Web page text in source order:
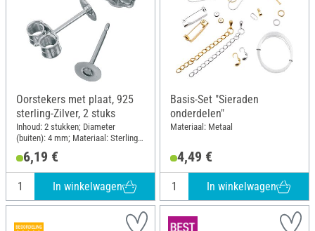
Oorstekers met plaat, 925
sterling-Zilver, 2 stuks
Inhoud: 2 stukken; Diameter
(buiten): 4 mm; Materiaal: Sterling
zilver
6,19 €
In winkelwagen
Basis-Set "Sieraden
onderdelen"
Materiaal: Metaal
4,49 €
In winkelwagen